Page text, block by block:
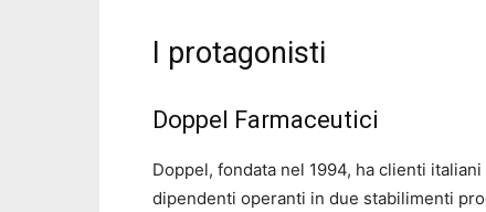
I protagonisti
Doppel Farmaceutici
Doppel, fondata nel 1994, ha clienti
dipendenti operanti in due stabilimenti